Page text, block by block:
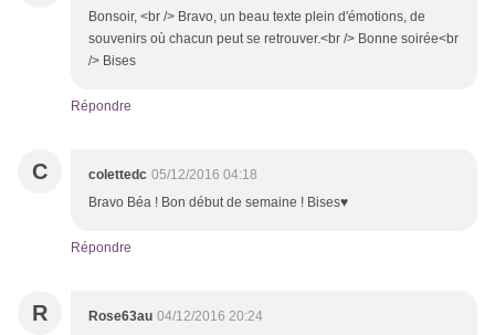
Bonsoir, <br /> Bravo, un beau texte plein d'émotions, de
souvenirs où chacun peut se retrouver.<br /> Bonne soirée<br
/> Bises
Répondre
C colettedc 05/12/2016 04:18
Bravo Béa ! Bon début de semaine ! Bises♥
Répondre
R Rose63au 04/12/2016 20:24